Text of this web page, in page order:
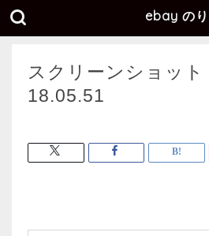
ebay のり
スクリーンショッ
18.05.51